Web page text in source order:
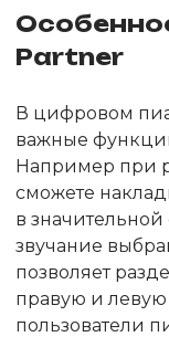
Partner
В цифровом
важные
Например при
сможете
в значительной
звучание
позволяет
правую и
пользователи